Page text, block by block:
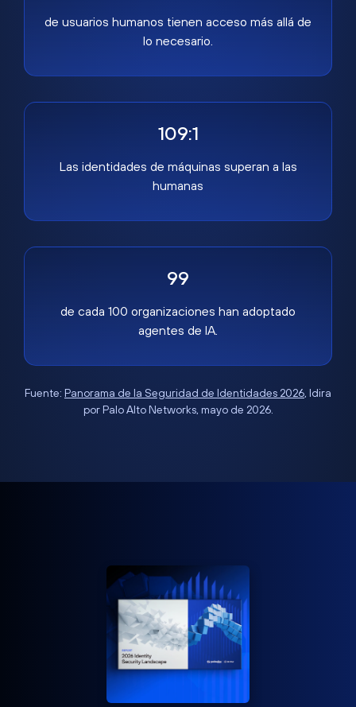
de usuarios humanos tienen acceso más allá de
lo necesario.
109:1
Las identidades de máquinas superan a las
humanas
99
de cada 100 organizaciones han adoptado
agentes de IA.
Fuente: Panorama de la Seguridad de Identidades 2026, Idira
por Palo Alto Networks, mayo de 2026.